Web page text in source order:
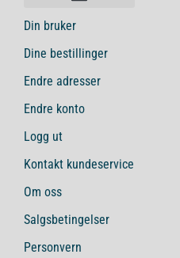
Din bruker
Dine bestillinger
Endre adresser
Endre konto
Logg ut
Kontakt kundeservice
Om oss
Salgsbetingelser
Personvern